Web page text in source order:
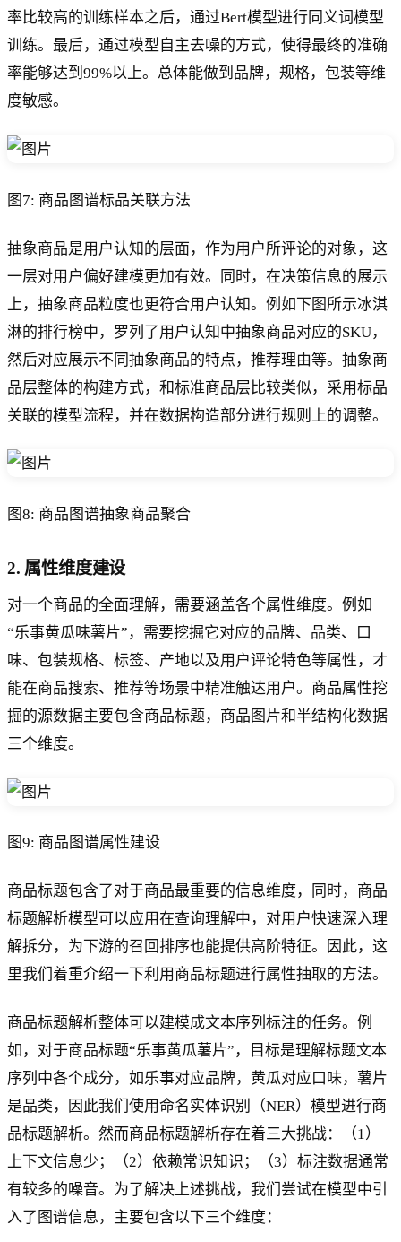
率比较高的训练样本之后，通过Bert模型进行同义词模型
训练。最后，通过模型自主去噪的方式，使得最终的准确
率能够达到99%以上。总体能做到品牌，规格，包装等维
度敏感。
图7: 商品图谱标品关联方法
抽象商品是用户认知的层面，作为用户所评论的对象，这
一层对用户偏好建模更加有效。同时，在决策信息的展示
上，抽象商品粒度也更符合用户认知。例如下图所示冰淇
淋的排行榜中，罗列了用户认知中抽象商品对应的SKU，
然后对应展示不同抽象商品的特点，推荐理由等。抽象商
品层整体的构建方式，和标准商品层比较类似，采用标品
关联的模型流程，并在数据构造部分进行规则上的调整。
图8: 商品图谱抽象商品聚合
2. 属性维度建设
对一个商品的全面理解，需要涵盖各个属性维度。例如
“乐事黄瓜味薯片”，需要挖掘它对应的品牌、品类、口
味、包装规格、标签、产地以及用户评论特色等属性，才
能在商品搜索、推荐等场景中精准触达用户。商品属性挖
掘的源数据主要包含商品标题，商品图片和半结构化数据
三个维度。
图9: 商品图谱属性建设
商品标题包含了对于商品最重要的信息维度，同时，商品
标题解析模型可以应用在查询理解中，对用户快速深入理
解拆分，为下游的召回排序也能提供高阶特征。因此，这
里我们着重介绍一下利用商品标题进行属性抽取的方法。
商品标题解析整体可以建模成文本序列标注的任务。例
如，对于商品标题“乐事黄瓜薯片”，目标是理解标题文本
序列中各个成分，如乐事对应品牌，黄瓜对应口味，薯片
是品类，因此我们使用命名实体识别（NER）模型进行商
品标题解析。然而商品标题解析存在着三大挑战：（1）
上下文信息少；（2）依赖常识知识；（3）标注数据通常
有较多的噪音。为了解决上述挑战，我们尝试在模型中引
入了图谱信息，主要包含以下三个维度：